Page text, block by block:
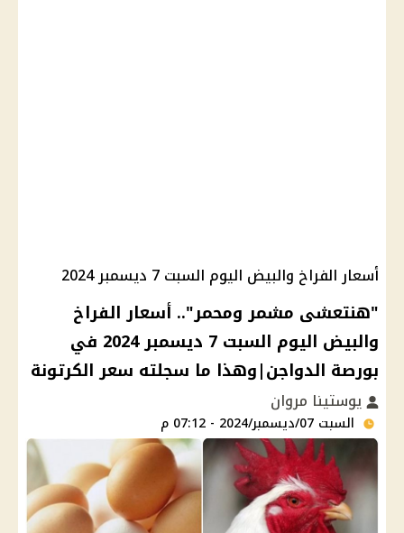
أسعار الفراخ والبيض اليوم السبت 7 ديسمبر 2024
"هنتعشى مشمر ومحمر".. أسعار الفراخ
والبيض اليوم السبت 7 ديسمبر 2024 في
بورصة الدواجن|وهذا ما سجلته سعر الكرتونة
يوستينا مروان
السبت 07/ديسمبر/2024 - 07:12 م